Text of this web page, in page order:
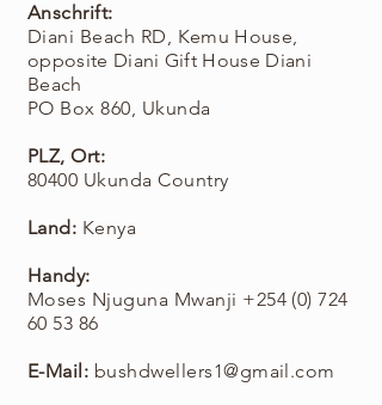
Anschrift:
Diani Beach RD, Kemu House,
opposite Diani Gift House Diani
Beach
PO Box 860, Ukunda
PLZ, Ort:
80400 Ukunda Country
Land: Kenya
Handy:
Moses Njuguna Mwanji +254 (0) 724
60 53 86
E-Mail: bushdwellers1@gmail.com